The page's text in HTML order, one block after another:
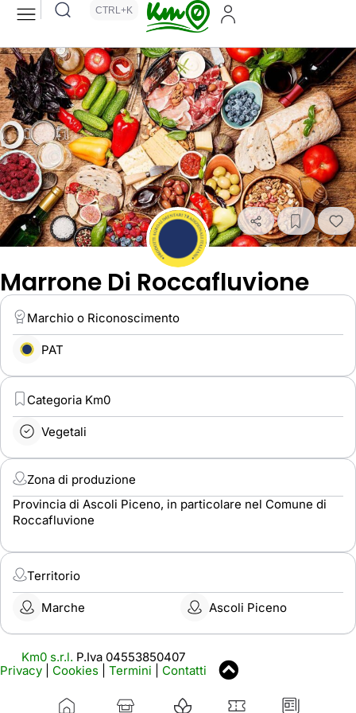
CTRL+K
Marrone Di Roccafluvione
Marchio o Riconoscimento
PAT
Categoria Km0
Vegetali
Zona di produzione
Provincia di Ascoli Piceno, in particolare nel Comune di
Roccafluvione
Territorio
Marche Ascoli Piceno
Km0 s.r.l. P.Iva 04553850407
Privacy
Cookies Termini Contatti